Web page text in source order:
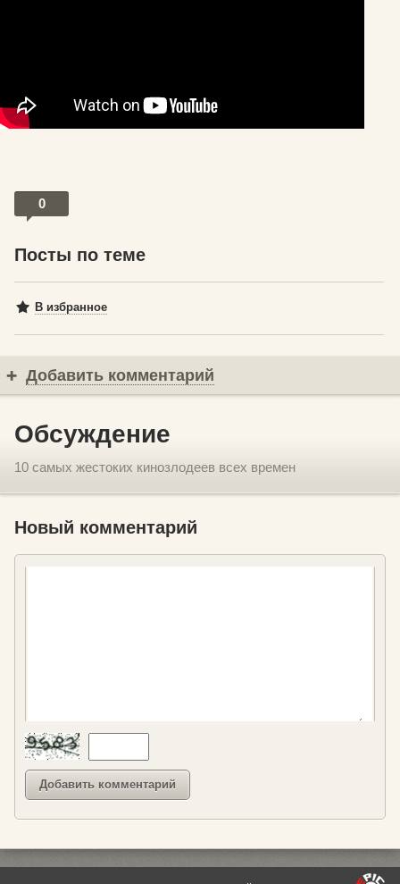
0
Посты по теме
В избранное
Добавить комментарий
Обсуждение
10 самых жестоких кинозлодеев всех времен
Новый комментарий